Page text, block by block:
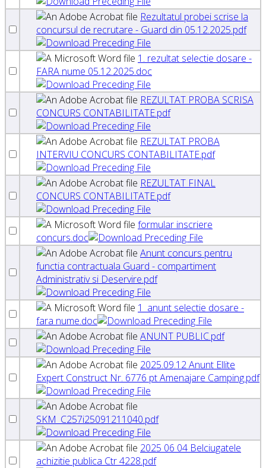
Rezultatul probei scrise la
concursul de recrutare - Guard din 05.12.2025.pdf
1. rezultat selectie dosare -
FARA nume 05.12.2025.doc
REZULTAT PROBA SCRISA
CONCURS CONTABILITATE.pdf
REZULTAT PROBA
INTERVIU CONCURS CONTABILITATE.pdf
REZULTAT FINAL
CONCURS CONTABILITATE.pdf
formular inscriere
concurs.doc
Anunt concurs pentru
functia contractuala Guard - compartiment
Administrativ si Deservire.pdf
1_anunt selectie dosare -
fara nume.doc
ANUNT PUBLIC.pdf
2025.09.12 Anunt Ellite
Expert Construct Nr. 6776 pt Amenajare Camping.pdf
SKM_C257i25091211040.pdf
2025 06 04 Belciugatele
achizitie publica Ctr 4228.pdf